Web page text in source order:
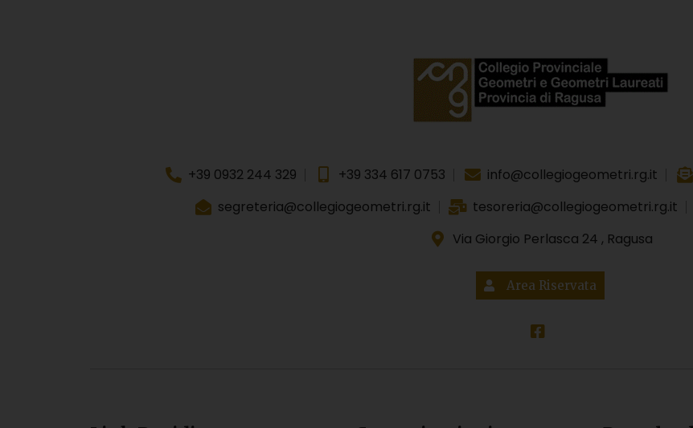
+39 0932 244 329 +39 334 617 0753 info@collegiogeometri.rg.it
segreteria@collegiogeometri.rg.it
tesoreria@collegiogeometri.rg.it
Via Giorgio Perlasca 24 , Ragusa
Area Riservata